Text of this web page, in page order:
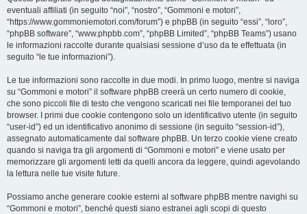
eventuali affiliati (in seguito “noi”, “nostro”, “Gommoni e motori”,
“https://www.gommoniemotori.com/forum”) e phpBB (in seguito “essi”, “loro”,
“phpBB software”, “www.phpbb.com”, “phpBB Limited”, “phpBB Teams”) usano
le informazioni raccolte durante qualsiasi sessione d’uso da te effettuata (in
seguito “le tue informazioni”).
Le tue informazioni sono raccolte in due modi. In primo luogo, mentre si naviga
su “Gommoni e motori” il software phpBB creerà un certo numero di cookie,
che sono piccoli file di testo che vengono scaricati nei file temporanei del tuo
browser. I primi due cookie contengono solo un identificativo utente (in seguito
“user-id”) ed un identificativo anonimo di sessione (in seguito “session-id”),
assegnato automaticamente dal software phpBB. Un terzo cookie viene creato
quando si naviga tra gli argomenti di “Gommoni e motori” e viene usato per
memorizzare gli argomenti letti da quelli ancora da leggere, quindi agevolando
la lettura nelle tue visite future.
Possiamo anche generare cookie esterni al software phpBB mentre navighi su
“Gommoni e motori”, benché questi siano estranei agli scopi di questo